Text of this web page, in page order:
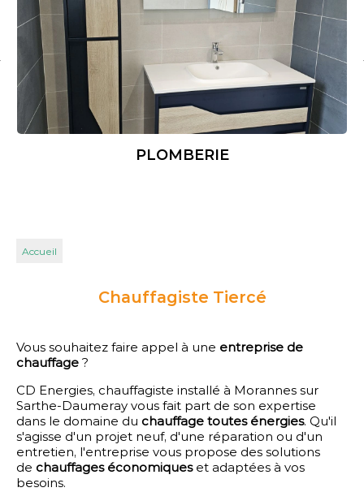
PLOMBERIE
Accueil
Chauffagiste Tiercé
Vous souhaitez faire appel à une entreprise de
chauffage ?
CD Energies, chauffagiste installé à Morannes sur
Sarthe-Daumeray vous fait part de son expertise
dans le domaine du chauffage toutes énergies. Qu'il
s'agisse d'un projet neuf, d'une réparation ou d'un
entretien, l'entreprise vous propose des solutions
de chauffages économiqueset adaptées à vos
besoins.